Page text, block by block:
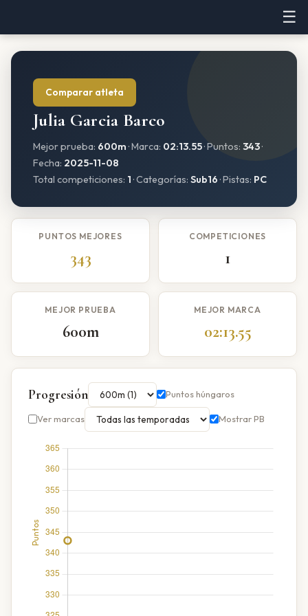
☰
Comparar atleta
Julia Garcia Barco
Mejor prueba: 600m · Marca: 02:13.55· Puntos: 343·
Fecha: 2025-11-08
Total competiciones: 1 · Categorías: Sub16 · Pistas: PC
PUNTOS MEJORES
343
COMPETICIONES
1
MEJOR PRUEBA
600m
MEJOR MARCA
02:13.55
Progresión Puntos húngaros
Ver marcas Mostrar PB